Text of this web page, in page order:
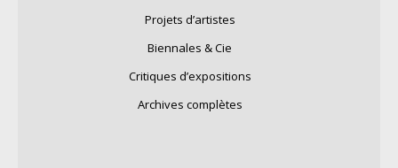
Projets d’artistes
Biennales & Cie
Critiques d’expositions
Archives complètes